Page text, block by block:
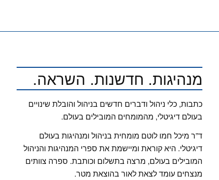
מנהיגות. חדשנות. השראה.
כתבות, כלי ניהול ודברים חדשים בניהול והובלת שינויים
בעולם דיגיטלי, מהמומחים המובילים בעולם.
ד”ר מיכל חמו לוטם מומחית בניהול ומנהיגות בעולם
דיגיטלי. היא קוראת ומיישמת את ספרי המנהיגות והניהול
המובילים בעולם, מרצה בתשלום וכותבת. ספרה צוותים
מנצחים עומד לצאת לאור בהוצאת מטר.